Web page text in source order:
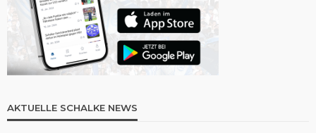
AKTUELLE SCHALKE NEWS